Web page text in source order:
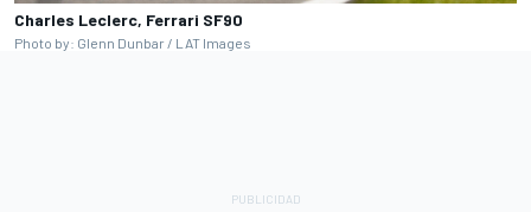
Charles Leclerc, Ferrari SF90
Photo by: Glenn Dunbar / LAT Images